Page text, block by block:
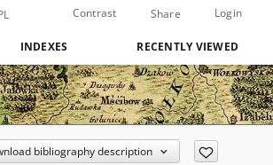
Contrast Share Login
INDEXES RECENTLY VIEWED
bibliography description